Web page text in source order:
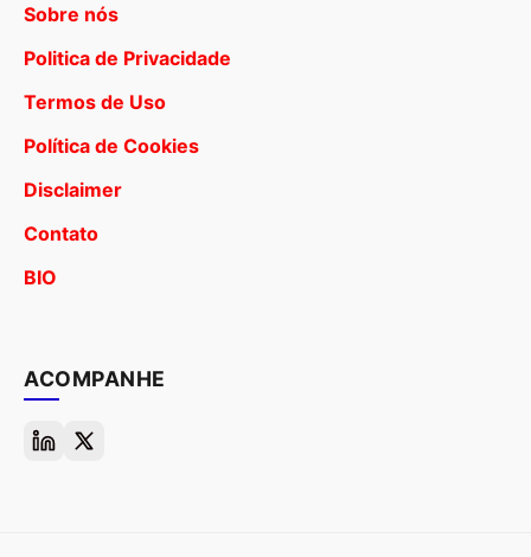
Sobre nós
Politica de Privacidade
Termos de Uso
Política de Cookies
Disclaimer
Contato
BIO
ACOMPANHE